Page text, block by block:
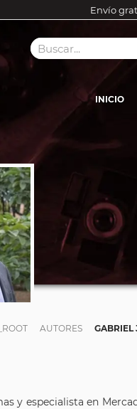
Envío
INICIO
AUTORES GABRIEL
y especialista en